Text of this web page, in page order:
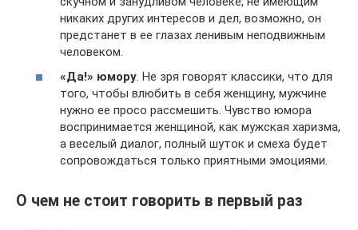
никаких других интересов и дел, возможно, он
предстанет в ее глазах ленивым неподвижным
человеком.
«Да!» юмору. Не зря говорят классики, что для
того, чтобы влюбить в себя женщину, мужчине
нужно ее просо рассмешить. Чувство юмора
воспринимается женщиной, как мужская харизма,
а веселый диалог, полный шуток и смеха будет
сопровождаться только приятными эмоциями.
О чем не стоит говорить в первый раз